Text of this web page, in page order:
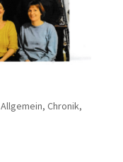
Allgemein, Chronik,